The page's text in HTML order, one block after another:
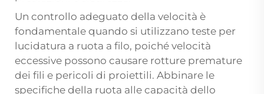
Un controllo adeguato della velocità è
fondamentale quando si utilizzano teste per
lucidatura a ruota a filo, poiché velocità
eccessive possono causare rotture premature
dei fili e pericoli di proiettili. Abbinare le
specifiche della ruota alle capacità dello